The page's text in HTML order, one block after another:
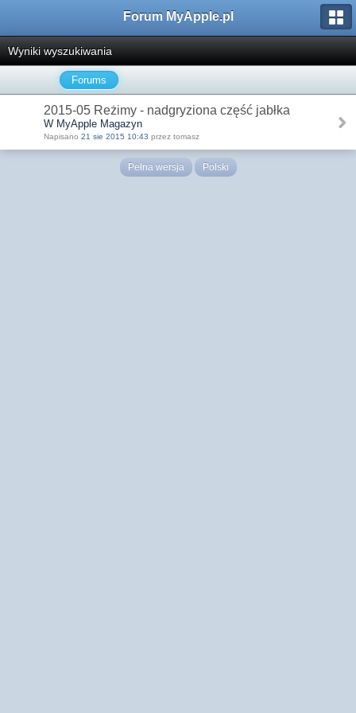
Forum MyApple.pl
Wyniki wyszukiwania
Forums
2015-05 Reżimy - nadgryziona część jabłka
W MyApple Magazyn
Napisano 21 sie 2015 10:43 przez tomasz
Pełna wersja Polski